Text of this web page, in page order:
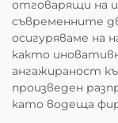
отговарящи на
съвременните
осигуряваме на
както
ангажираност
произведен
като водеща